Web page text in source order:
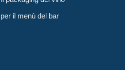
il menù del bar